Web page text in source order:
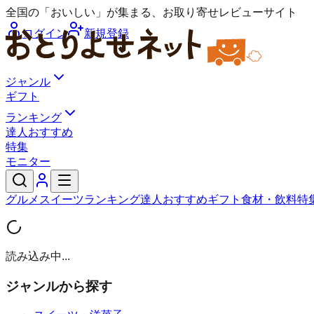
全国の「おいしい」が集まる、お取り寄せレビューサイト
ログイン
新規登録
ジャンル
ギフト
ランキング
達人おすすめ
特集
モニター
グルメ スイーツランキング達人おすすめギフト 食材・飲料特
読み込み中...
ジャンルから探す